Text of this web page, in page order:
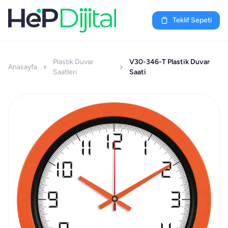
Teklif Sepeti
Anasayfa
Plastik Duvar
Saatleri
V30-346-T Plastik Duvar
Saati